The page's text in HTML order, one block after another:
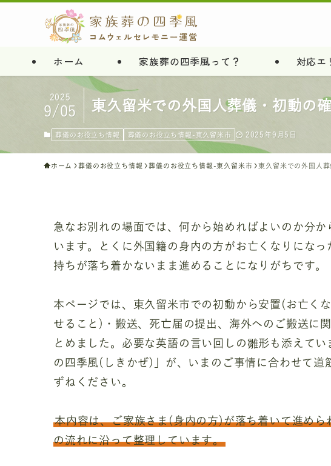
ホーム 家族葬の四季風って？ 対応エ
東久留米での外国人葬儀・初動の
2025
9/05
葬儀のお役立ち情報 葬儀のお役立ち情報-東久留米市 2025年9月5日
ホーム 葬儀のお役立ち情報 葬儀のお役立ち情報-東久留米市 東久留米での外国人
急なお別れの場面では、何から始めればよいのか分
います。とくに外国籍の身内の方がお亡くなりにな
持ちが落ち着かないまま進めることになりがちです。
本ページでは、東久留米市での初動から安置(お亡く
せること)・搬送、死亡届の提出、海外へのご搬送に
とめました。必要な英語の言い回しの雛形も添えて
の四季風(しきかぜ)」が、いまのご事情に合わせて道
ずねください。
本内容は、ご家族さま(身内の方)が落ち着いて進め
の流れに沿って整理しています。